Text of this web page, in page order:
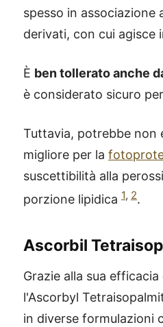
spesso in associazione
derivati, con cui agisce
È ben tollerato anche
è considerato sicuro
Tuttavia, potrebbe non
migliore per la
suscettibilità alla
porzione lipidica 1, 2.
Ascorbil
Grazie alla sua
l'Ascorbyl
in diverse formulazioni